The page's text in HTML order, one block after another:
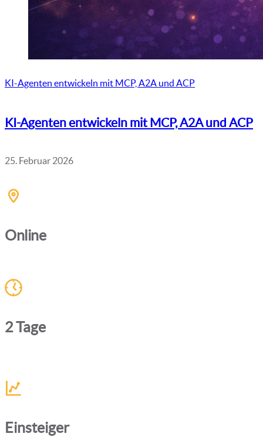
KI-Agenten entwickeln mit MCP, A2A und ACP
KI-Agenten entwickeln mit MCP, A2A und ACP
25. Februar 2026
Online
2 Tage
Einsteiger